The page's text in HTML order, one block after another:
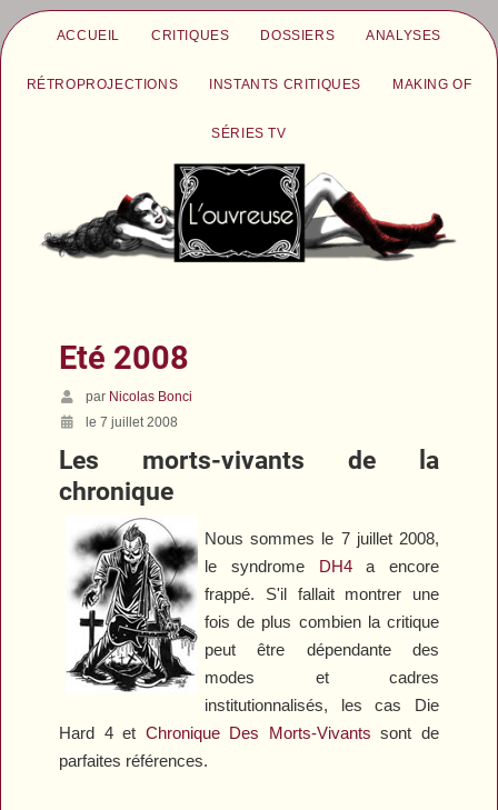
ACCUEIL CRITIQUES DOSSIERS ANALYSES
RÉTROPROJECTIONS INSTANTS CRITIQUES MAKING OF
SÉRIES TV
Eté 2008
par Nicolas Bonci
le 7 juillet 2008
Les morts-vivants de la
chronique
Nous sommes le 7 juillet 2008,
le syndrome DH4a encore
frappé. S'il fallait montrer une
fois de plus combien la critique
peut être dépendante des
modes et cadres
institutionnalisés, les cas Die
Hard 4et Chronique Des Morts-Vivants sont de
parfaites références.